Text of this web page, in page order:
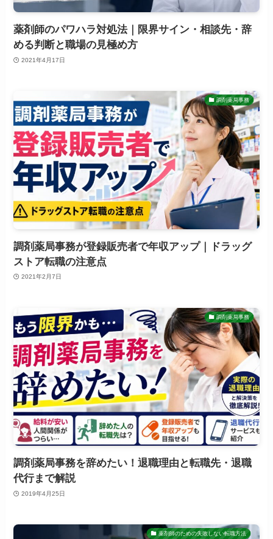
薬剤師のパワハラ対処法｜限界サイン・相談先・辞
める判断と職場の見極め方
2021年4月17日
調剤薬局事務
調剤薬局事務が登録販売者で年収アップ｜ドラッグ
ストア転職の注意点
2021年2月7日
調剤薬局事務
調剤薬局事務を辞めたい！退職理由と転職先・退職
代行まで解説
2019年4月25日
薬剤師のための失敗しない転職方法